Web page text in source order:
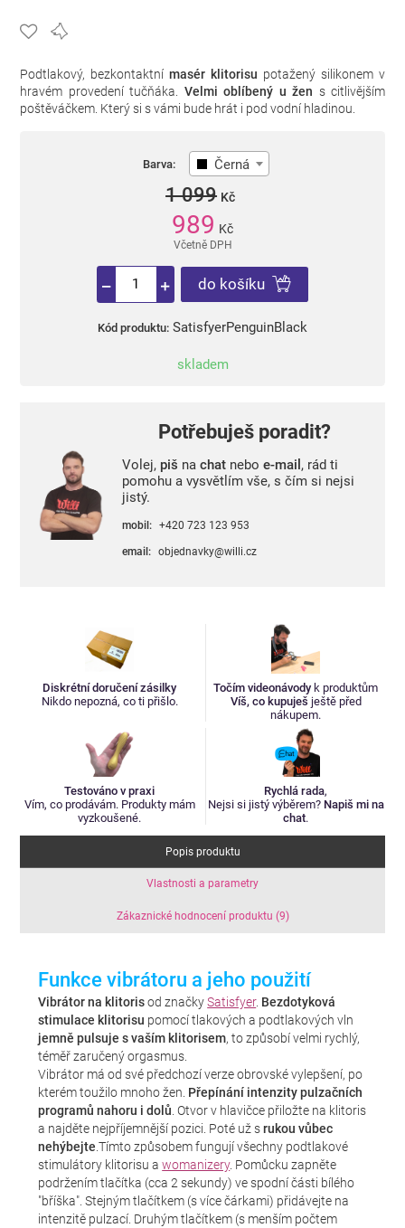
Podtlakový, bezkontaktní masér klitorisu potažený silikonem v
hravém provedení tučňáka. Velmi oblíbený u žen s citlivějším
poštěváčkem. Který si s vámi bude hrát i pod vodní hladinou.
Barva: Černá
1 099 Kč
989 Kč
Včetně DPH
do košíku
Kód produktu: SatisfyerPenguinBlack
skladem
Potřebuješ poradit?
Volej, piš na chatnebo e-mail , rád ti
pomohu a vysvětlím vše, s čím si nejsi
jistý.
mobil: +420 723 123 953
email: objednavky@willi.cz
Diskrétní doručení zásilky
Nikdo nepozná, co ti přišlo.
Točím videonávody k produktům
Víš, co kupuješ ještě před
nákupem.
Testováno v praxi
Vím, co prodávám. Produkty mám
vyzkoušené.
Rychlá rada,
Nejsi si jistý výběrem? Napiš mi na
chat.
Popis produktu
Vlastnosti a parametry
Zákaznické hodnocení produktu (9)
Funkce vibrátoru a jeho použití
Vibrátor na klitorisod značkySatisfyer. Bezdotyková
stimulace klitorisu pomocí tlakových a podtlakových vln
jemně pulsuje s vaším klitorisem, to způsobí velmi rychlý,
téměř zaručený orgasmus.
Vibrátor má od své předchozí verze obrovské vylepšení, po
kterém toužilo mnoho žen. Přepínání intenzity pulzačních
programů nahoru i dolů. Otvor v hlavičce přiložte na klitoris
a najděte nejpříjemnější pozici. Poté už srukou vůbec
nehýbejte.Tímto způsobem fungují všechny podtlakové
stimulátory klitorisu awomanizery. Pomůcku zapněte
podržením tlačítka (cca 2 sekundy) ve spodní části bílého
"bříška". Stejným tlačítkem (s více čárkami) přidávejte na
intenzitě pulzací. Druhým tlačítkem (s menším počtem